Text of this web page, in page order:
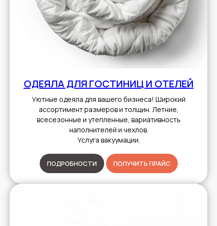
ОДЕЯЛА ДЛЯ ГОСТИНИЦ И ОТЕЛЕЙ
Уютные одеяла для вашего бизнеса! Широкий
ассортимент размеров и толщин. Летние,
всесезонные и утепленные, вариативность
наполнителей и чехлов.
Услуга вакуумации.
ПОДРОБНОСТИ ПОЛУЧИТЬ ПРАЙС